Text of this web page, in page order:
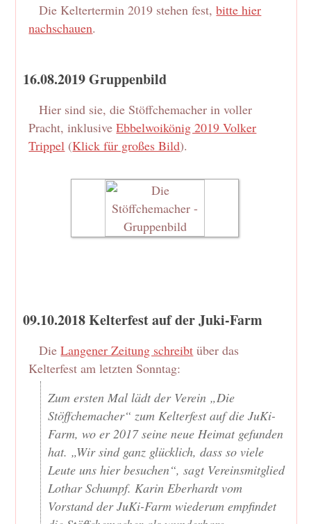
Die Keltertermin 2019 stehen fest,bitte hier
nachschauen.
16.08.2019 Gruppenbild
Hier sind sie, die Stöffchemacher in voller
Pracht, inklusiveEbbelwoikönig 2019 Volker
Trippel (Klick für großes Bild).
09.10.2018 Kelterfest auf der Juki-Farm
DieLangener Zeitung schreibt über das
Kelterfest am letzten Sonntag:
Zum ersten Mal lädt der Verein „Die
Stöffchemacher“ zum Kelterfest auf die JuKi-
Farm, wo er 2017 seine neue Heimat gefunden
hat. „Wir sind ganz glücklich, dass so viele
Leute uns hier besuchen“, sagt Vereinsmitglied
Lothar Schumpf. Karin Eberhardt vom
Vorstand der JuKi-Farm wiederum empfindet